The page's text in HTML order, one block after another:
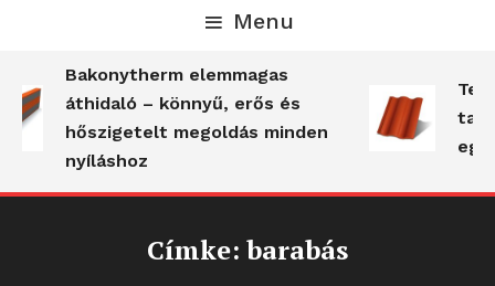
Menu
Bakonytherm elemmagas
áthidaló – könnyű, erős és
hőszigetelt megoldás minden
nyíláshoz
Címke: barabás